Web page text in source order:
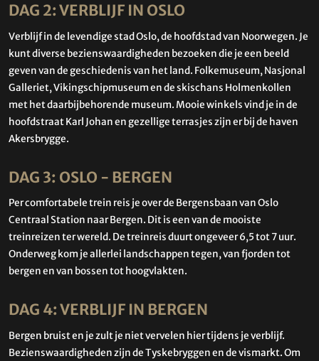
DAG 2: VERBLIJF IN OSLO
Verblijf in de levendige stad Oslo, de hoofdstad van Noorwegen. Je
kunt diverse bezienswaardigheden bezoeken die je een beeld
geven van de geschiedenis van het land. Folkemuseum, Nasjonal
Galleriet, Vikingschipmuseum en de skischans Holmenkollen
met het daarbijbehorende museum. Mooie winkels vind je in de
hoofdstraat Karl Johan en gezellige terrasjes zijn er bij de haven
Akersbrygge.
DAG 3: OSLO - BERGEN
Per comfortabele trein reis je over de Bergensbaan van Oslo
Centraal Station naar Bergen. Dit is een van de mooiste
treinreizen ter wereld. De treinreis duurt ongeveer 6,5 tot 7 uur.
Onderweg kom je allerlei landschappen tegen, van fjorden tot
bergen en van bossen tot hoogvlakten.
DAG 4: VERBLIJF IN BERGEN
Bergen bruist en je zult je niet vervelen hier tijdens je verblijf.
Bezienswaardigheden zijn de Tyskebryggen en de vismarkt. Om